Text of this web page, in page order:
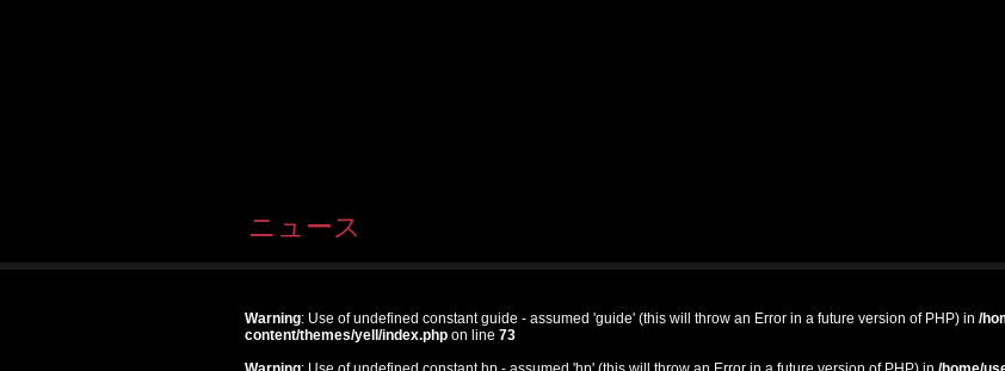
ニュース
Warning: Use of undefined constant guide - assumed 'guide' (this will throw an Error in a future version of PHP) in /
content/themes/yell/index.phpon line 73